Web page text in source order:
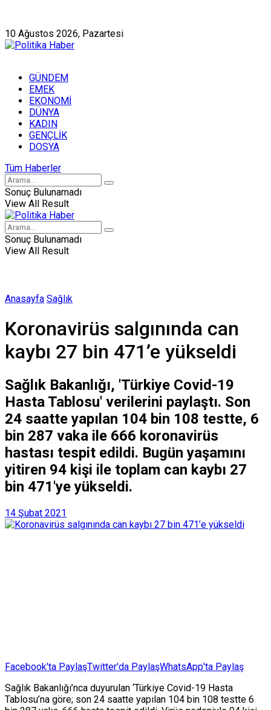
10 Ağustos 2026, Pazartesi
GÜNDEM
EMEK
EKONOMİ
DÜNYA
KADIN
GENÇLİK
DOSYA
Tüm Haberler
Sonuç Bulunamadı
View All Result
Sonuç Bulunamadı
View All Result
Anasayfa Sağlık
Koronavirüs salgınında can
kaybı 27 bin 471’e yükseldi
Sağlık Bakanlığı, 'Türkiye Covid-19
Hasta Tablosu' verilerini paylaştı. Son
24 saatte yapılan 104 bin 108 testte, 6
bin 287 vaka ile 666 koronavirüs
hastası tespit edildi. Bugün yaşamını
yitiren 94 kişi ile toplam can kaybı 27
bin 471'ye yükseldi.
14 Şubat 2021
Facebook'ta PaylaşTwitter'da PaylaşWhatsApp'ta Paylaş
Sağlık Bakanlığı’nca duyurulan ‘Türkiye Covid-19 Hasta
Tablosu’na göre; son 24 saatte yapılan 104 bin 108 testte 6